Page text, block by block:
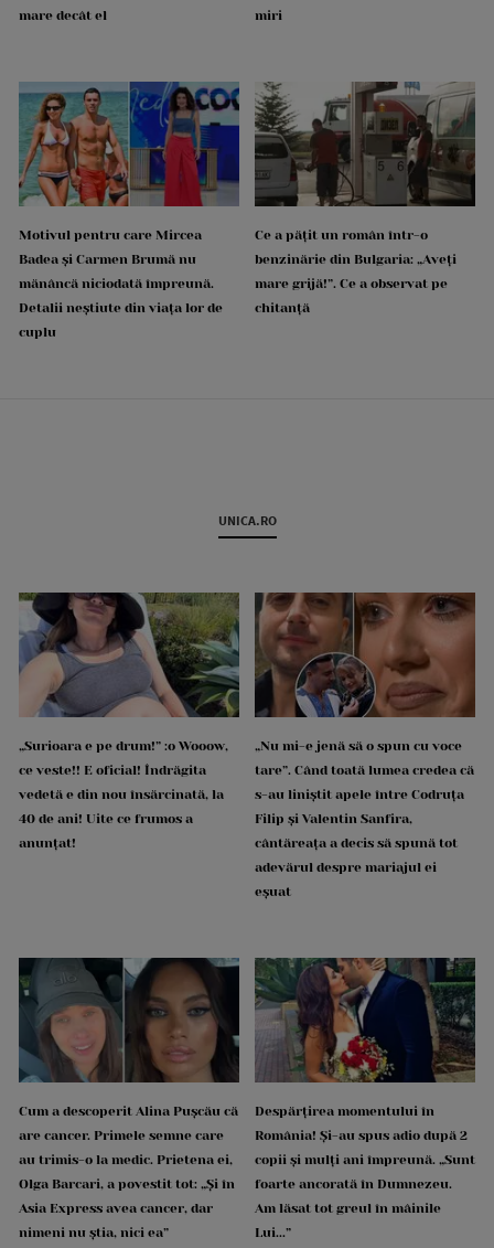
mare decât el
miri
Motivul pentru care Mircea
Badea și Carmen Brumă nu
mănâncă niciodată împreună.
Detalii neștiute din viața lor de
cuplu
Ce a pățit un român într-o
benzinărie din Bulgaria: „Aveți
mare grijă!”. Ce a observat pe
chitanță
UNICA.RO
„Surioara e pe drum!” :o Wooow,
ce veste!! E oficial! Îndrăgita
vedetă e din nou însărcinată, la
40 de ani! Uite ce frumos a
anunțat!
„Nu mi-e jenă să o spun cu voce
tare”. Când toată lumea credea că
s-au liniștit apele între Codruța
Filip și Valentin Sanfira,
cântăreața a decis să spună tot
adevărul despre mariajul ei
eșuat
Cum a descoperit Alina Pușcău că
are cancer. Primele semne care
au trimis-o la medic. Prietena ei,
Olga Barcari, a povestit tot: „Și în
Asia Express avea cancer, dar
nimeni nu știa, nici ea”
Despărțirea momentului în
România! Și-au spus adio după 2
copii și mulți ani împreună. „Sunt
foarte ancorată în Dumnezeu.
Am lăsat tot greul în mâinile
Lui...”